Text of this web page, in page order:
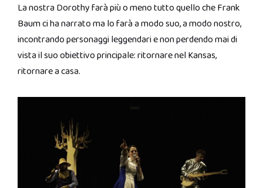
La nostra Dorothy farà più o meno tutto quello che Frank
Baum ci ha narrato ma lo farà a modo suo, a modo nostro,
incontrando personaggi leggendari e non perdendo mai di
vista il suo obiettivo principale: ritornare nel Kansas,
ritornare a casa.